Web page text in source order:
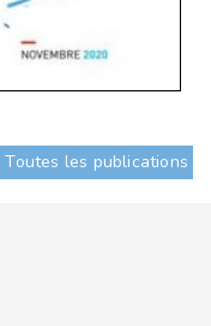
Toutes les publications